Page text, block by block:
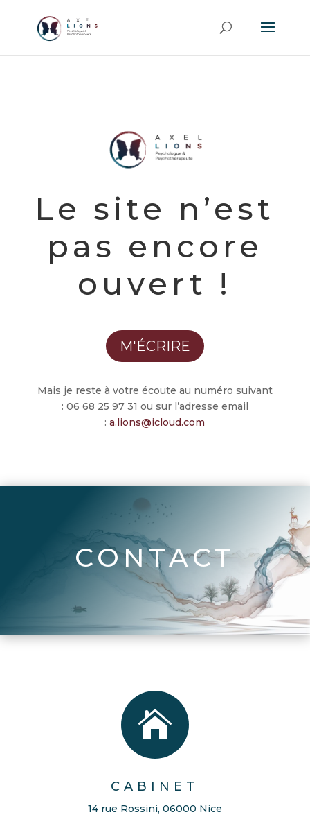
Le site n’est
pas encore
ouvert !
M'ÉCRIRE
Mais je reste à votre écoute au numéro suivant
: 06 68 25 97 31 ou sur l’adresse email
:a.lions@icloud.com
CONTACT

CABINET
14 rue Rossini, 06000 Nice